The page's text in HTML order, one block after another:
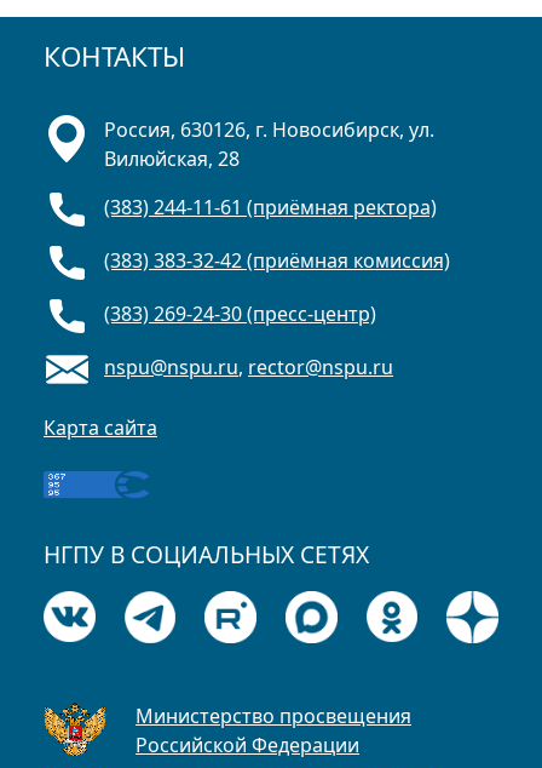
КОНТАКТЫ
Россия, 630126, г. Новосибирск, ул.
Вилюйская, 28
(383) 244-11-61 (приёмная ректора)
(383) 383-32-42 (приёмная комиссия)
(383) 269-24-30 (пресс-центр)
nspu@nspu.ru, rector@nspu.ru
Карта сайта
НГПУ В СОЦИАЛЬНЫХ СЕТЯХ
Министерство просвещения
Российской Федерации